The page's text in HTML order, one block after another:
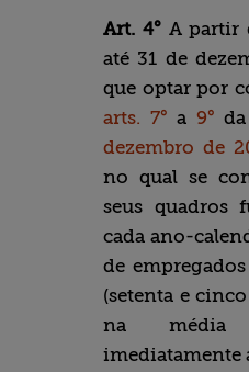
Art. 4°A partir
até 31 de
que optar por
arts. 7° a 9° da
dezembro de
no qual se
seus quadros
cada ano-
de
(setenta e
na média
imediatamente